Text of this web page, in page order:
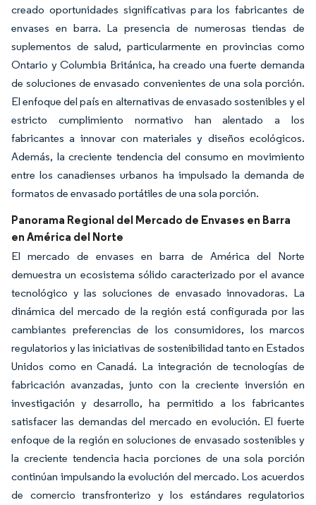
creado oportunidades significativas para los fabricantes de
envases en barra. La presencia de numerosas tiendas de
suplementos de salud, particularmente en provincias como
Ontario y Columbia Británica, ha creado una fuerte demanda
de soluciones de envasado convenientes de una sola porción.
El enfoque del país en alternativas de envasado sostenibles y el
estricto cumplimiento normativo han alentado a los
fabricantes a innovar con materiales y diseños ecológicos.
Además, la creciente tendencia del consumo en movimiento
entre los canadienses urbanos ha impulsado la demanda de
formatos de envasado portátiles de una sola porción.
Panorama Regional del Mercado de Envases en Barra
en América del Norte
El mercado de envases en barra de América del Norte
demuestra un ecosistema sólido caracterizado por el avance
tecnológico y las soluciones de envasado innovadoras. La
dinámica del mercado de la región está configurada por las
cambiantes preferencias de los consumidores, los marcos
regulatorios y las iniciativas de sostenibilidad tanto en Estados
Unidos como en Canadá. La integración de tecnologías de
fabricación avanzadas, junto con la creciente inversión en
investigación y desarrollo, ha permitido a los fabricantes
satisfacer las demandas del mercado en evolución. El fuerte
enfoque de la región en soluciones de envasado sostenibles y
la creciente tendencia hacia porciones de una sola porción
continúan impulsando la evolución del mercado. Los acuerdos
de comercio transfronterizo y los estándares regulatorios